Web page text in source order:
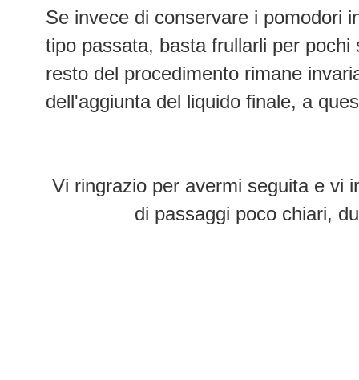
Se invece di conservare i pomodori
tipo passata, basta frullarli per
resto del procedimento rimane
dell'aggiunta del liquido finale, a
Vi ringrazio per avermi seguita e vi
di passaggi poco chiari,